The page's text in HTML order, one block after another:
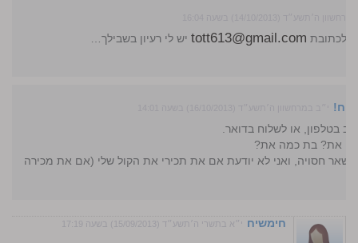
לכתובת tott613@gmail.com יש לי רעיון בשבילך…
בטלפון, או לשלוח בדואר.
מי את? בת כמה את?
חסויה, ואני לא יודעת אם את תכירי את הקול שלי (אם את מכירה
חימשיח י״א בתשרי ה׳תשע״ד (15/09/2013) בשעה 17:19